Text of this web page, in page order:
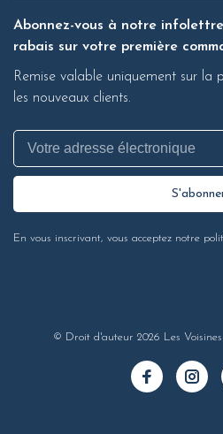
Abonnez-vous à notre
rabais sur votre première
Remise valable uniquement sur la
les nouveaux clients.
En vous inscrivant, vous acceptez notre
© Droit d'auteur 2026 Les Voisines